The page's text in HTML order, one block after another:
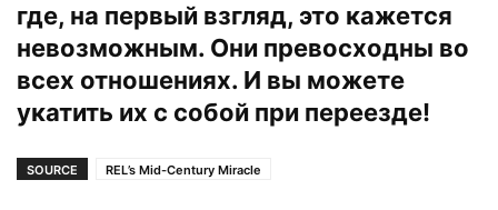
где, на первый взгляд, это кажется
невозможным. Они превосходны во
всех отношениях. И вы можете
укатить их с собой при переезде!
SOURCE REL’s Mid-Century Miracle